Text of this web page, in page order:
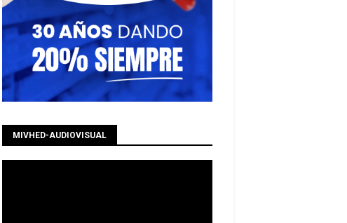
MIVHED-AUDIOVISUAL